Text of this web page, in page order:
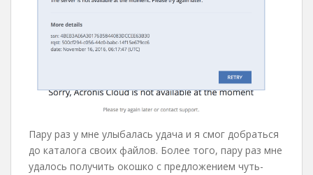
Пару раз у мне улыбалась удача и я смог добраться
до каталога своих файлов. Более того, пару раз мне
удалось получить окошко с предложением чуть-